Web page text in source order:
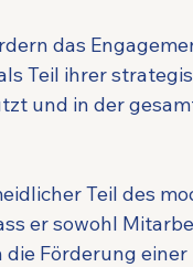
das
Teil ihrer
und in der
Teil des
er sowohl
die Förderung